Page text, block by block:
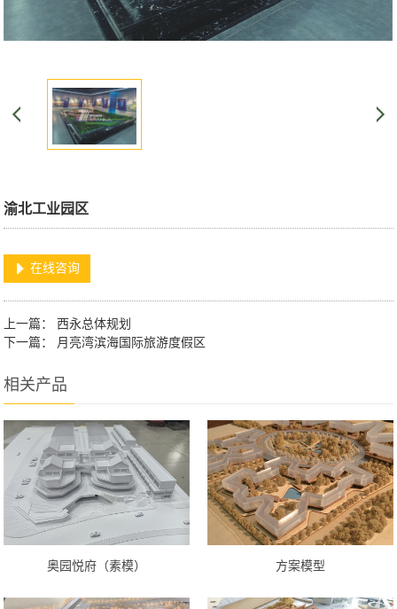
渝北工业园区
在线咨询
上一篇： 西永总体规划
下一篇： 月亮湾滨海国际旅游度假区
相关产品
奥园悦府（素模） 方案模型